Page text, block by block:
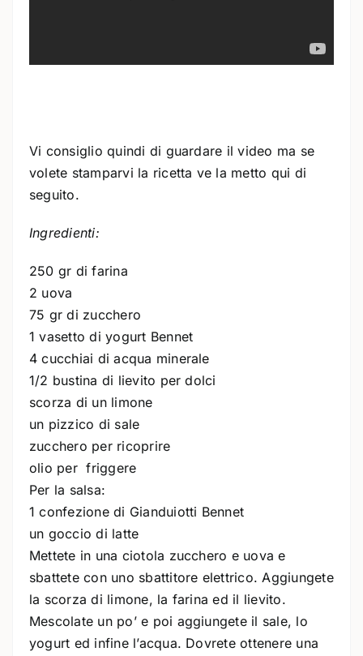
Vi consiglio quindi di guardare il video ma se
volete stamparvi la ricetta ve la metto qui di
seguito.
Ingredienti:
250 gr di farina
2 uova
75 gr di zucchero
1 vasetto di yogurt Bennet
4 cucchiai di acqua minerale
1/2 bustina di lievito per dolci
scorza di un limone
un pizzico di sale
zucchero per ricoprire
olio per friggere
Per la salsa:
1 confezione di Gianduiotti Bennet
un goccio di latte
Mettete in una ciotola zucchero e uova e
sbattete con uno sbattitore elettrico. Aggiungete
la scorza di limone, la farina ed il lievito.
Mescolate un po’ e poi aggiungete il sale, lo
yogurt ed infine l’acqua. Dovrete ottenere una